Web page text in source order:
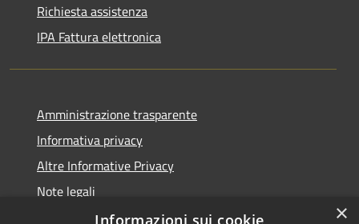
Richiesta assistenza
IPA Fattura elettronica
Amministrazione trasparente
Informativa privacy
Altre Informative Privacy
Note legali
Dichiarazione di accessibilità
×
Informazioni sui cookie